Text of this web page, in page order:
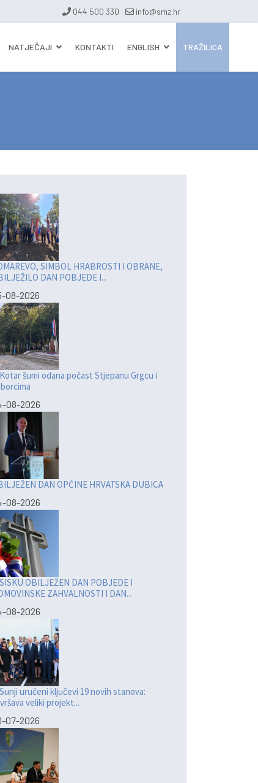
044 500 330 info@smz.hr
NATJEČAJI KONTAKTI ENGLISH TRAŽILICA
SIMBOL HRABROSTI I OBRANE,
DAN POBJEDE I...
08-2026
šumi odana počast Stjepanu Grgcu i
08-2026
DAN OPĆINE HRVATSKA DUBICA
08-2026
OBILJEŽEN DAN POBJEDE I
ZAHVALNOSTI I DAN...
08-2026
uručeni ključevi 19 novih stanova:
veliki projekt...
07-2026